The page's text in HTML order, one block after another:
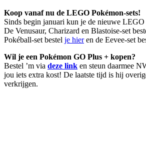
Koop vanaf nu de LEGO Pokémon-sets!
Sinds begin januari kun je de nieuwe LEGO
De Venusaur, Charizard en Blastoise-set
Pokéball-set bestel je hieren de Eevee-set
Wil je een Pokémon GO Plus + kopen?
Bestel ’m via deze link en steun daarmee
jou iets extra kost! De laatste tijd is hij
verkrijgen.